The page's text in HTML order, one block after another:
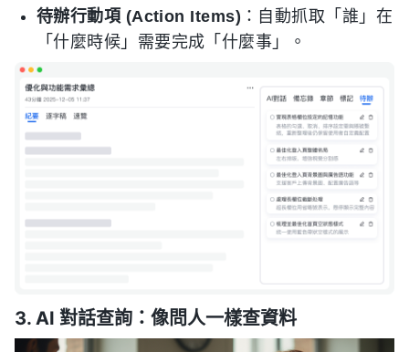
待辦行動項 (Action Items) ：自動抓取「誰」在
「什麼時候」需要完成「什麼事」。
3. AI 對話查詢：像問人一樣查資料